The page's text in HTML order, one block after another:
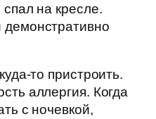
на кресле.
то пристроить.
аллергия. Когда
с ночевкой,